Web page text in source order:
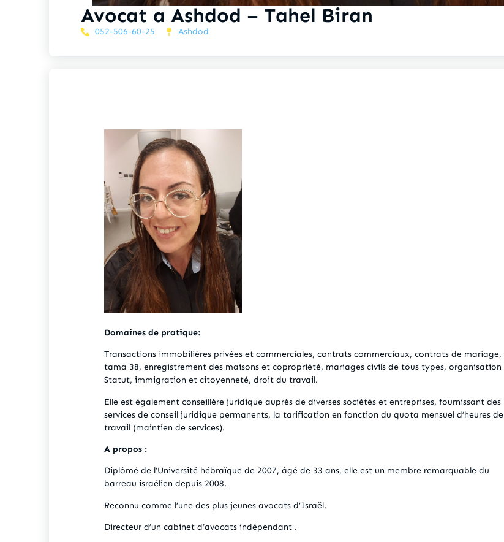
Avocat a Ashdod – Tahel Biran
052-506-60-25 Ashdod
Domaines de pratique:
Transactions immobilières privées et commerciales, contrats commerciaux, contrats de mariage,
tama 38, enregistrement des maisons et copropriété, mariages civils de tous types, organisation
Statut, immigration et citoyenneté, droit du travail.
Elle est également conseillère juridique auprès de diverses sociétés et entreprises, fournissant des
services de conseil juridique permanents, la tarification en fonction du quota mensuel d’heures de
travail (maintien de services).
A propos :
Diplômé de l’Université hébraïque de 2007, âgé de 33 ans, elle est un membre remarquable du
barreau israélien depuis 2008.
Reconnu comme l’une des plus jeunes avocats d’Israël.
Directeur d’un cabinet d’avocats indépendant .